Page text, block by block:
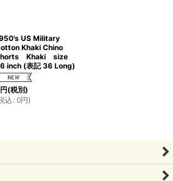
US Military
Khaki Chino
Khaki size
inch (表記 36 Long)
円(税別)
込 : 0円)